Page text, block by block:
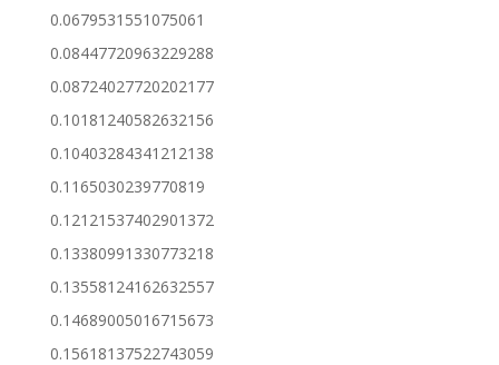
0.0679531551075061
0.08447720963229288
0.08724027720202177
0.10181240582632156
0.10403284341212138
0.1165030239770819
0.12121537402901372
0.13380991330773218
0.13558124162632557
0.14689005016715673
0.15618137522743059